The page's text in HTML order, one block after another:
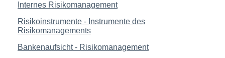
Internes Risikomanagement
Risikoinstrumente - Instrumente des
Risikomanagements
Bankenaufsicht - Risikomanagement